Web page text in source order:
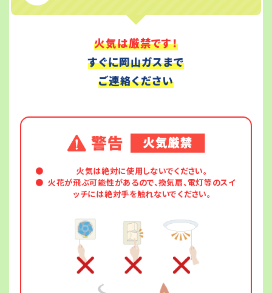
火気は厳禁です！
すぐに岡山ガスまで
ご連絡ください
火気は絶対に使用しないでください。
火花が飛ぶ可能性があるので、換気扇、電灯等のスイ
ッチには絶対手を触れないでください。